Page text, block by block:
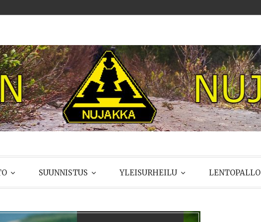
SUUNNISTUS YLEISURHEILU LENTOPALLO